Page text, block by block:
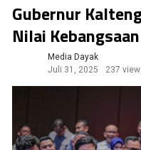
Gubernur
Nilai
Media Dayak
Juli 31, 2025
237